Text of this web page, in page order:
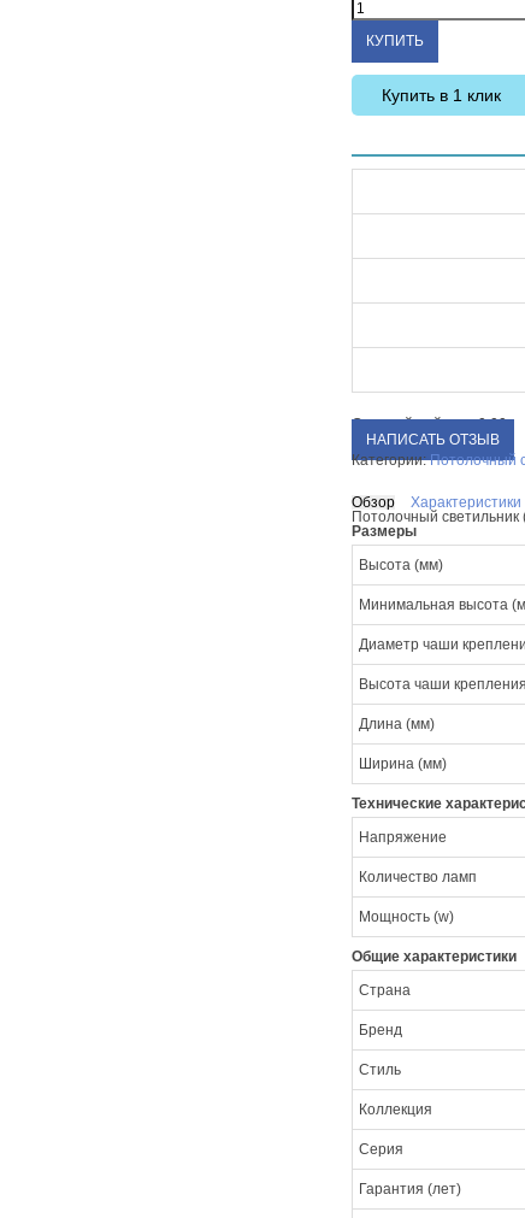
Купить в 1 клик
Средний рейтинг:0.00
НАПИСАТЬ ОТЗЫВ
Категории:Потолочный
Обзор Характеристики
Потолочный
Размеры
Высота (мм)
Минимальная высота
Диаметр чаши
Высота чаши
Длина (мм)
Ширина (мм)
Технические
Напряжение
Количество ламп
Мощность (w)
Общие характеристики
Страна
Бренд
Стиль
Коллекция
Серия
Гарантия (лет)